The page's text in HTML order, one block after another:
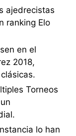
ajedrecistas
ranking Elo
en el
2018,
Torneos
lo han